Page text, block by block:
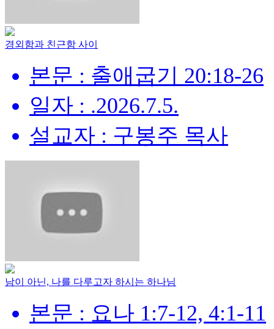
경외함과 친근함 사이
본문 : 출애굽기 20:18-26
일자 : .2026.7.5.
설교자 : 구봉주 목사
남이 아닌, 나를 다루고자 하시는 하나님
본문 : 요나 1:7-12, 4:1-11